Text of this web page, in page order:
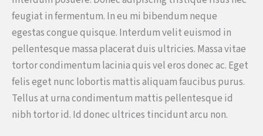
feugiat in fermentum. In eu mi bibendum neque
egestas congue quisque. Interdum velit euismod in
pellentesque massa placerat duis ultricies. Massa vitae
tortor condimentum lacinia quis vel eros donec ac. Eget
felis eget nunc lobortis mattis aliquam faucibus purus.
Tellus at urna condimentum mattis pellentesque id
nibh tortor id. Id donec ultrices tincidunt arcu non.